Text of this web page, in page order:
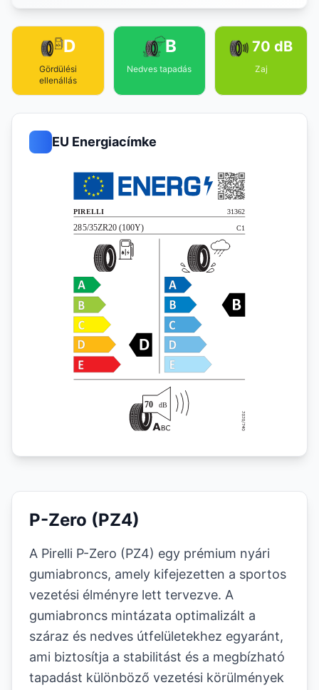
D
Gördülési
ellenállás
B
Nedves tapadás
70 dB
Zaj
EU Energiacímke
P-Zero (PZ4)
A Pirelli P-Zero (PZ4) egy prémium nyári
gumiabroncs, amely kifejezetten a sportos
vezetési élményre lett tervezve. A
gumiabroncs mintázata optimalizált a
száraz és nedves útfelületekhez egyaránt,
ami biztosítja a stabilitást és a megbízható
tapadást különböző vezetési körülmények